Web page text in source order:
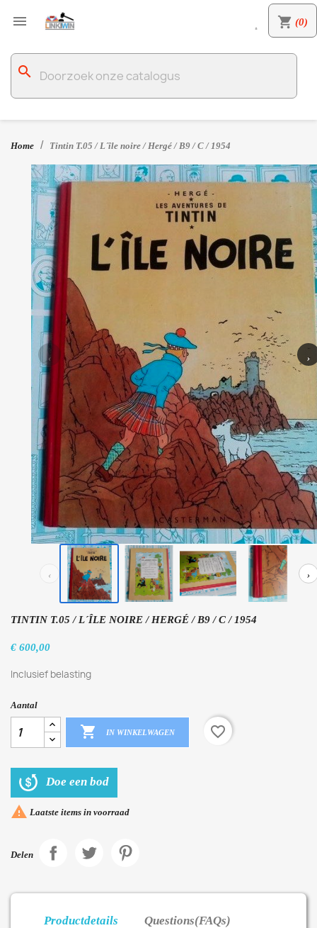
 shopping_cart (0)

search
Home Tintin T.05 / L´île noire / Hergé / B9 / C / 1954
‹ ›
‹ ›
TINTIN T.05 / L´ÎLE NOIRE / HERGÉ / B9 / C / 1954
€ 600,00
Inclusief belasting
Aantal
 IN WINKELWAGEN favorite_border
Doe een bod
 Laatste items in voorraad
Delen
Productdetails Questions(FAQs)